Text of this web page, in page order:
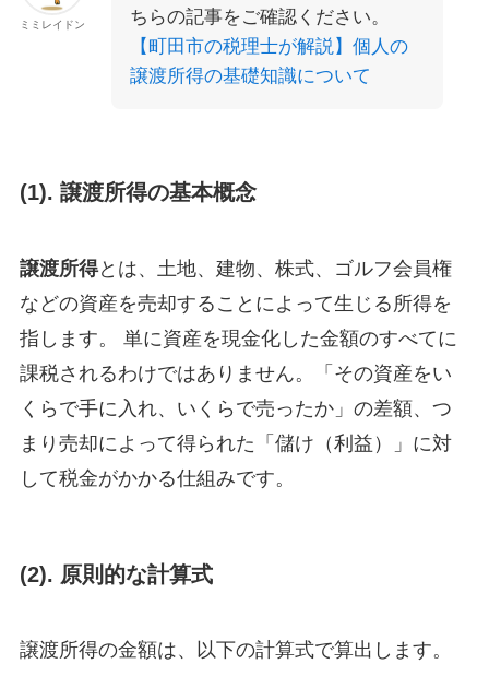
ミミレイドン
ちらの記事をご確認ください。
【町田市の税理士が解説】個人の
譲渡所得の基礎知識について
(1). 譲渡所得の基本概念
譲渡所得とは、土地、建物、株式、ゴルフ会員権
などの資産を売却することによって生じる所得を
指します。 単に資産を現金化した金額のすべてに
課税されるわけではありません。「その資産をい
くらで手に入れ、いくらで売ったか」の差額、つ
まり売却によって得られた「儲け（利益）」に対
して税金がかかる仕組みです。
(2). 原則的な計算式
譲渡所得の金額は、以下の計算式で算出します。